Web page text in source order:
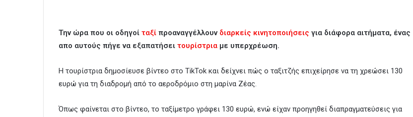
Την ώρα που οι οδηγοί ταξί προαναγγέλλουν διαρκείς κινητοποιήσεις για διάφορα αιτήματα, ένας
απο αυτούς πήγε να εξαπατήσει τουρίστρια με υπερχρέωση.
Η τουρίστρια δημοσίευσε βίντεο στο TikTok και δείχνει πώς ο ταξιτζής επιχείρησε να τη χρεώσει 130
ευρώ για τη διαδρομή από το αεροδρόμιο στη μαρίνα Ζέας.
Όπως φαίνεται στο βίντεο, το ταξίμετρο γράφει 130 ευρώ, ενώ είχαν προηγηθεί διαπραγματεύσεις για